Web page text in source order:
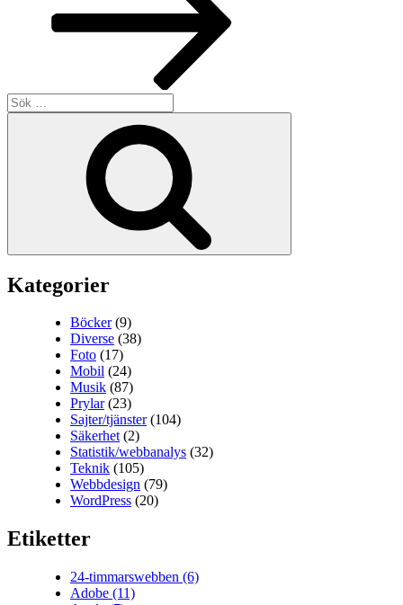
Sök
efter:
Kategorier
Böcker(9)
Diverse (38)
Foto (17)
Mobil (24)
Musik (87)
Prylar(23)
Sajter/tjänster(104)
Säkerhet(2)
Statistik/webbanalys (32)
Teknik (105)
Webbdesign (79)
WordPress (20)
Etiketter
24-timmarswebben (6)
Adobe (11)